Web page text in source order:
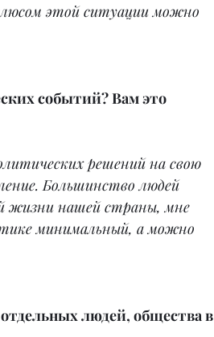
этой ситуации можно
событий? Вам это
решений на свою
Большинство людей
жизни нашей страны, мне
минимальный, а можно
людей, общества в